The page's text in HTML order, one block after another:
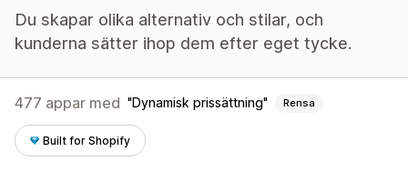
Du skapar olika alternativ och stilar, och
kunderna sätter ihop dem efter eget tycke.
477 appar med Dynamisk prissättning Rensa
Built for Shopify